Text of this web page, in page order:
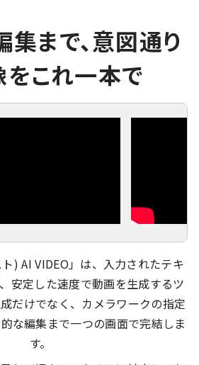
まで、意図通り
これ一本で
) AI VIDEO」は、入力されたテキ
安定した速度で動画を生成するツ
だけでなく、カメラワークの指定
な編集まで一つの画面で完結しま
す。